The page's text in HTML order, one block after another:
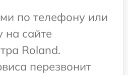
по телефону или
на сайте
Roland.
перезвонит